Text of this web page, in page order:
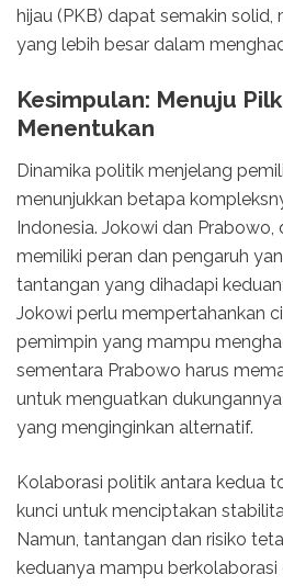
hijau (PKB) dapat semakin
yang lebih besar dalam
Kesimpulan: Menuju
Menentukan
Dinamika politik menjelang
menunjukkan betapa
Indonesia. Jokowi dan Prabowo,
memiliki peran dan pengaruh
tantangan yang dihadapi
Jokowi perlu mempertahankan
pemimpin yang mampu
sementara Prabowo harus
untuk menguatkan
yang menginginkan alternatif.
Kolaborasi politik antara kedua
kunci untuk menciptakan
Namun, tantangan dan risiko
keduanya mampu